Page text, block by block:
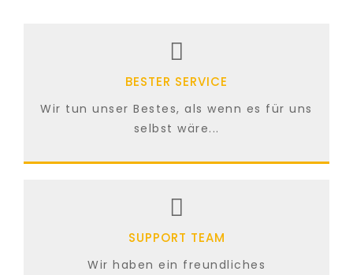
BESTER SERVICE
Wir tun unser Bestes, als wenn es für uns
selbst wäre...
SUPPORT TEAM
Wir haben ein freundliches